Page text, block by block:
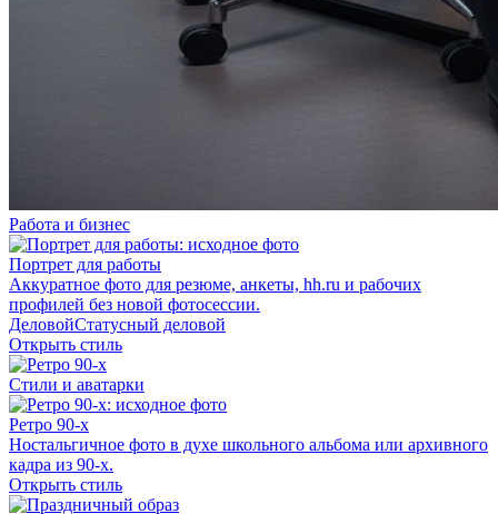
Работа и бизнес
Портрет для работы
Аккуратное фото для резюме, анкеты, hh.ru и рабочих
профилей без новой фотосессии.
ДеловойСтатусный деловой
Открыть стиль
Стили и аватарки
Ретро 90-х
Ностальгичное фото в духе школьного альбома или архивного
кадра из 90-х.
Открыть стиль